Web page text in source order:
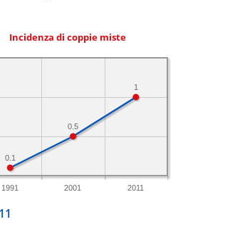
Incidenza di coppie miste
1991 2001 2011
1
0.5
0.1